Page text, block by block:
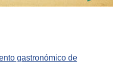
económico
gastronómico de